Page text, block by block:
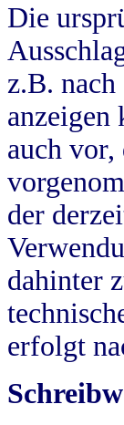
Die
z.B.
anzeigen
auch
der
dahinter
erfolgt